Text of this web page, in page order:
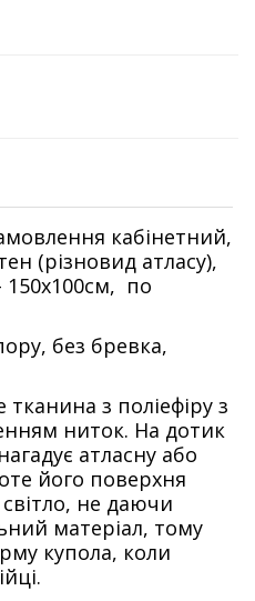
кабінетний,
(різновид атласу),
по
без бревка,
тканина з поліефіру з
ниток. На дотик
атласну або
його поверхня
не даючи
матеріал, тому
купола, коли